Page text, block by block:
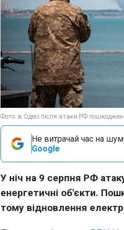
Фото: в Одесі після атаки РФ
Не витрачай час на
Google
У ніч на 9 серпня РФ
енергетичні об'єкти.
тому відновлення